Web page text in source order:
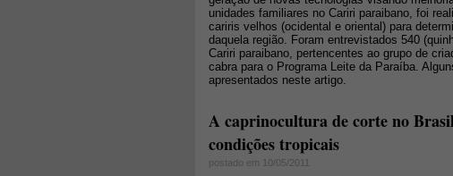
unidades familiares no Cariri paraibano, foi
cariris velhos (ocidental e oriental) para
daquela região. Foram entrevistados 540
Cariri paraibano, pertencentes ao grupo de
cabra para o Programa Leite da Paraíba.
apresentados neste artigo.
A caprinocultura de corte no
condições tropicais
postado em 10/05/2011